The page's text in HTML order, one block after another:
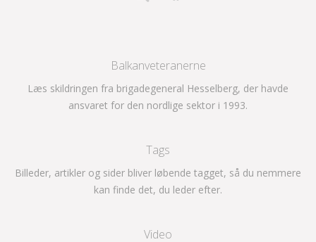
Balkanveteranerne
Læs skildringen fra brigadegeneral Hesselberg, der havde
ansvaret for den nordlige sektor i 1993.
Tags
Billeder, artikler og sider bliver løbende tagget, så du nemmere
kan finde det, du leder efter.
Video